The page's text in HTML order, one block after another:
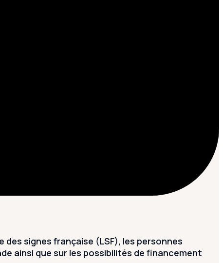
des signes française (LSF), les personnes
ainsi que sur les possibilités de financement